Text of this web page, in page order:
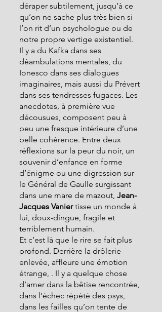
déraper subtilement, jusqu’à ce
qu’on ne sache plus très bien si
l’on rit d’un psychologue ou de
notre propre vertige existentiel.
Il y a du Kafka dans ses
déambulations mentales, du
Ionesco dans ses dialogues
imaginaires, mais aussi du Prévert
dans ses tendresses fugaces. Les
anecdotes, à première vue
décousues, composent peu à
peu une fresque intérieure d’une
belle cohérence. Entre deux
réflexions sur la peur du noir, un
souvenir d’enfance en forme
d’énigme ou une digression sur
le Général de Gaulle surgissant
dans une mare de mazout, Jean-
Jacques Vanier tisse un monde à
lui, doux-dingue, fragile et
terriblement humain.
Et c’est là que le rire se fait plus
profond. Derrière la drôlerie
enlevée, affleure une émotion
étrange, . Il y a quelque chose
d’amer dans la bêtise rencontrée,
dans l’échec répété des psys,
dans les failles qu’on tente de